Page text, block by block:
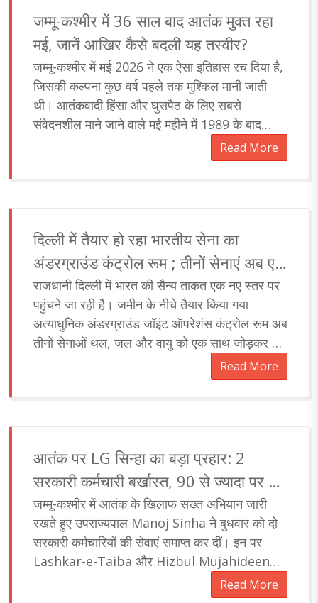
जम्मू-कश्मीर में 36 साल बाद आतंक मुक्त रहा
मई, जानें आखिर कैसे बदली यह तस्वीर?
जम्मू-कश्मीर में मई 2026 ने एक ऐसा इतिहास रच दिया है,
जिसकी कल्पना कुछ वर्ष पहले तक मुश्किल मानी जाती
थी। आतंकवादी हिंसा और घुसपैठ के लिए सबसे
संवेदनशील माने जाने वाले मई महीने में 1989 के बाद
पहली बार न कोई आतंकी हमला हुआ, न किसी नागरिक या
सुरक्षाकर्मी की जान गई। यह उपलब्धि केवल एक आंकड़ा
हैं कि आखिर 36 साल बाद कैसे बदली यह तस्वीर?..
Read More
दिल्ली में तैयार हो रहा भारतीय सेना का
अंडरग्राउंड कंट्रोल रूम ; तीनों सेनाएं अब एक
साथ दुश्मन पर रखेंगी नजर
राजधानी दिल्ली में भारत की सैन्य ताकत एक नए स्तर पर
पहुंचने जा रही है। जमीन के नीचे तैयार किया गया
अत्याधुनिक अंडरग्राउंड जॉइंट ऑपरेशंस कंट्रोल रूम अब
तीनों सेनाओं थल, जल और वायु को एक साथ जोड़कर युद्ध
संचालन की तस्वीर बदल देगा। आइये जानते हैं इस
Read More
आतंक पर LG सिन्हा का बड़ा प्रहार: 2
सरकारी कर्मचारी बर्खास्त, 90 से ज्यादा पर अब
तक कार्रवाई
जम्मू-कश्मीर में आतंक के खिलाफ सख्त अभियान जारी
रखते हुए उपराज्यपाल Manoj Sinha ने बुधवार को दो
सरकारी कर्मचारियों की सेवाएं समाप्त कर दीं। इन पर
Lashkar-e-Taiba और Hizbul Mujahideen
जैसे आतंकी संगठनों से संबंध होने के आरोप हैं। प्र..
Read More